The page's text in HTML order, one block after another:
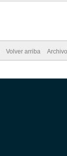
Volver arriba